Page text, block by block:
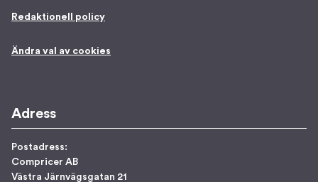
Redaktionell policy
Ändra val av cookies
Adress
Postadress:
Compricer AB
Västra Järnvägsgatan 21